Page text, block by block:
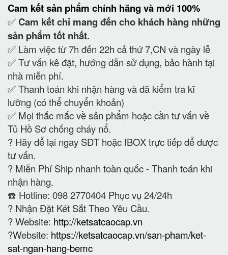
Cam kếtsản phẩm chính hãng và mới 100%
✅ Cam kếtchỉ mang đến cho khách hàng những
sản phẩm tốt nhất.
✅ Làm việc từ 7h đến 22h cả thứ 7,CN và ngày lễ
✅ Tư vấn kê đặt, hướng dẫn sử dụng, bảo hành tại
nhà miễn phí.
✅ Thanh toán khi nhận hàng và đã kiểm tra kĩ
lưỡng (có thể chuyển khoản)
✅ Mọi thắc mắc về sản phẩm hoặc cần tư vấn về
Tủ Hồ Sơ chống cháy nổ.
? Hãy để lại ngay SĐT hoặc IBOX trực tiếp để được
tư vấn.
? Miễn Phí Ship nhanh toàn quốc - Thanh toán khi
nhận hàng.
☎️ Hotline: 098 2770404 Phục vụ 24/24h
? Nhận Đặt Két Sắt Theo Yêu Cầu.
? Website: http://ketsatcaocap.vn
?Website: https://ketsatcaocap.vn/san-pham/ket-
sat-ngan-hang-bemc